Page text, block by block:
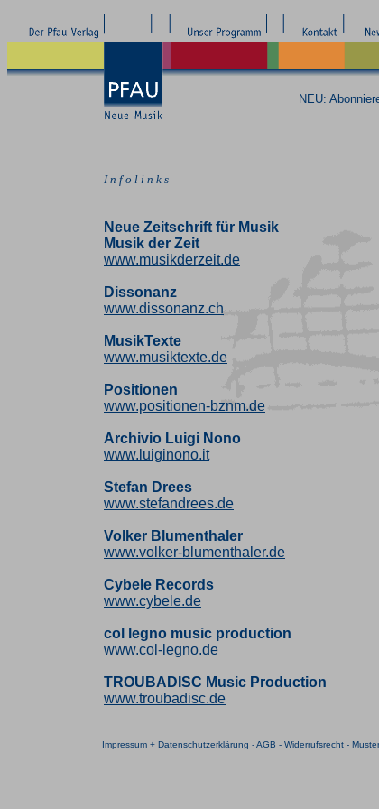
NEU:
I n f o l i n k s
Neue Zeitschrift für Musik
Musik der Zeit
www.musikderzeit.de
Dissonanz
www.dissonanz.ch
MusikTexte
www.musiktexte.de
Positionen
www.positionen-bznm.de
Archivio Luigi Nono
www.luiginono.it
Stefan Drees
www.stefandrees.de
Volker Blumenthaler
www.volker-blumenthaler.de
Cybele Records
www.cybele.de
col legno music production
www.col-legno.de
TROUBADISC Music Production
www.troubadisc.de
Impressum + Datenschutzerklärung -AGB - Widerrufsrecht -